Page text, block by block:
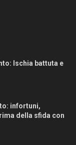
Ischia battuta e
infortuni,
della sfida con